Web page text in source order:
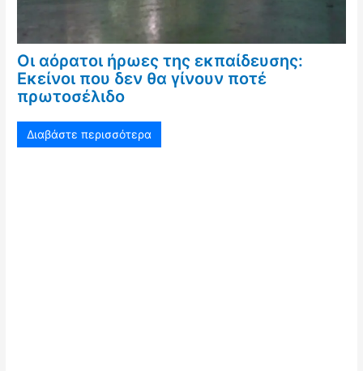
Οι αόρατοι ήρωες της εκπαίδευσης:
Εκείνοι που δεν θα γίνουν ποτέ
πρωτοσέλιδο
Διαβάστε περισσότερα